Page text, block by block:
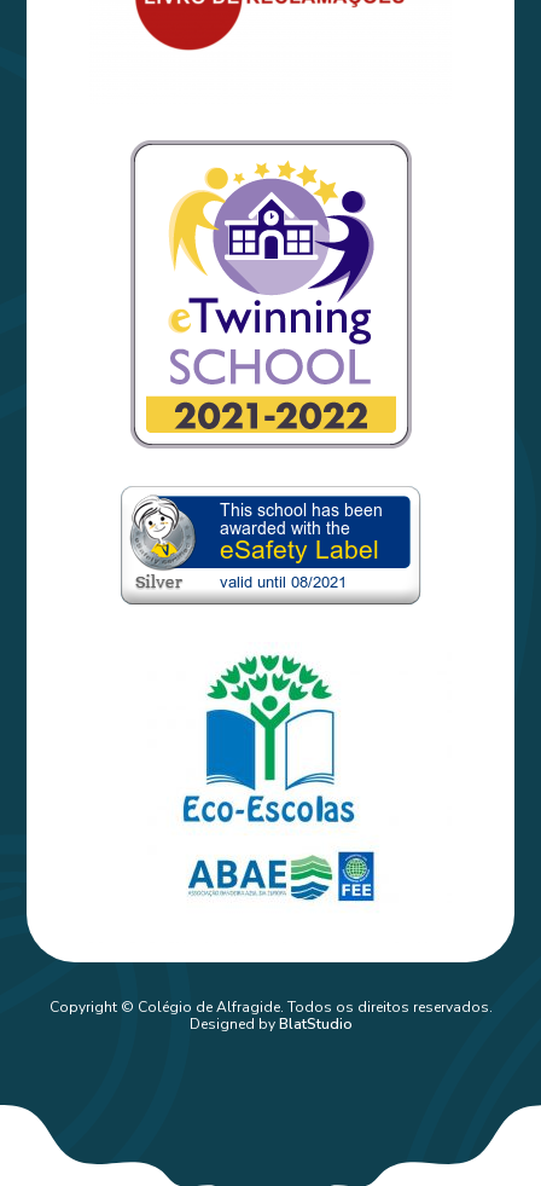
Copyright © Colégio de Alfragide. Todos os direitos reservados.
Designed byBlatStudio